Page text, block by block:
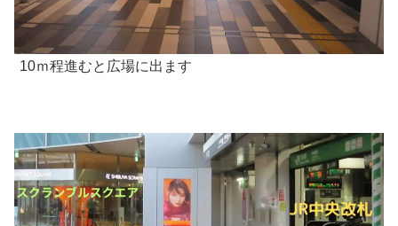
10ｍ程進むと広場に出ます